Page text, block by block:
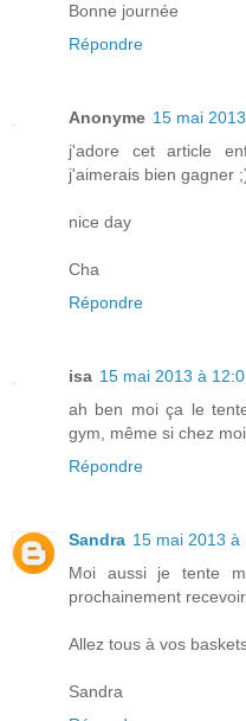
Bonne journée
Répondre
Anonyme 15 mai
j'adore cet article
j'aimerais bien gagner
nice day
Cha
Répondre
isa 15 mai 2013 à
ah ben moi ça le
gym, même si chez
Répondre
Sandra 15 mai 2013 à
Moi aussi je tente
prochainement
Allez tous à vos
Sandra